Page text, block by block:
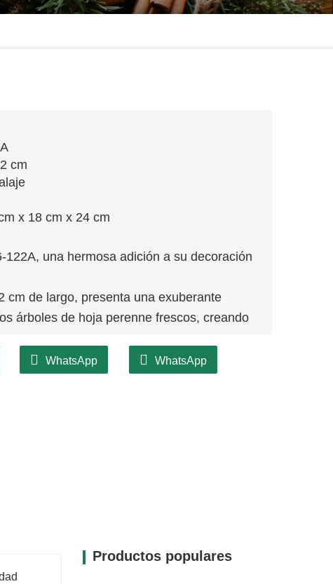
cm
x 18 cm x 24 cm
una hermosa adición a su decoración
cm de largo, presenta una exuberante
árboles de hoja perenne frescos, creando
adornar puertas o envolver
detalles, el CQ19-G006-122A presenta
sin esfuerzo varios estilos de decoración,
WhatsApp WhatsApp
Productos populares